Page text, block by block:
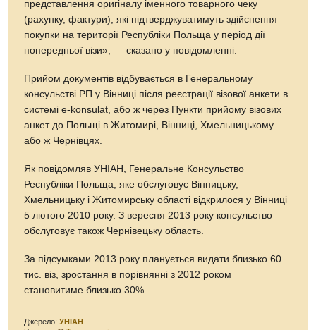
представлення оригіналу іменного товарного чеку
(рахунку, фактури), які підтверджуватимуть здійснення
покупки на території Республіки Польща у період дії
попередньої візи», — сказано у повідомленні.
Прийом документів відбувається в Генеральному
консульстві РП у Вінниці після реєстрації візової анкети в
системі e-konsulat, або ж через Пункти прийому візових
анкет до Польщі в Житомирі, Вінниці, Хмельницькому
або ж Чернівцях.
Як повідомляв УНІАН, Генеральне Консульство
Республіки Польща, яке обслуговує Вінницьку,
Хмельницьку і Житомирську області відкрилося у Вінниці
5 лютого 2010 року. З вересня 2013 року консульство
обслуговує також Чернівецьку область.
За підсумками 2013 року планується видати близько 60
тис. віз, зростання в порівнянні з 2012 роком
становитиме близько 30%.
Джерело:УНІАН